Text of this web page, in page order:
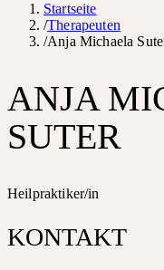
Startseite
/Therapeuten
/Anja Michaela
ANJA
SUTER
Heilpraktiker/in
KONTAKT